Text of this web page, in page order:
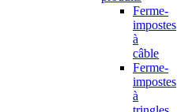
Ferme-
impostes
à
câble
Ferme-
impostes
à